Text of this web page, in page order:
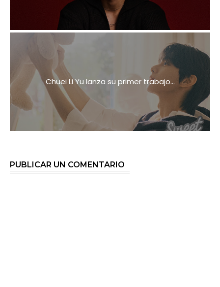
Chuei Li Yu lanza su primer trabajo...
PUBLICAR UN COMENTARIO